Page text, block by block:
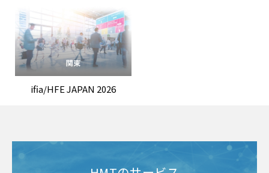
関東
ifia/HFE JAPAN 2026